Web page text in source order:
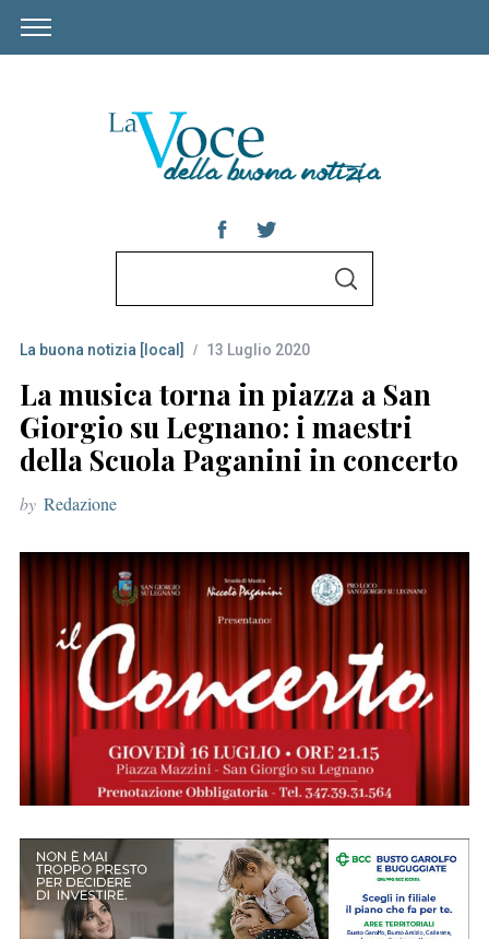
r
c
h
f
o
r
S
La buona notizia [local] 13 Luglio 2020
La musica torna in piazza a San
Giorgio su Legnano: i maestri
della Scuola Paganini in concerto
by Redazione